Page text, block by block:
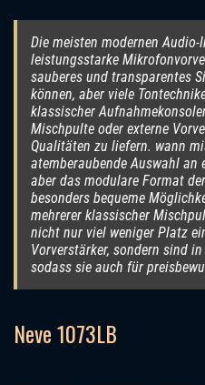
Die meisten modernen
leistungsstarke
sauberes und transparentes
können, aber viele
klassischer
Mischpulte oder externe
Qualitäten zu liefern. wann
atemberaubende Auswahl an
aber das modulare Format
besonders bequeme
mehrerer klassischer
nicht nur viel weniger Platz
Vorverstärker, sondern sind
sodass sie auch für
Neve 1073LB